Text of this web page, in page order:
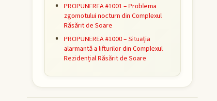
PROPUNEREA #1001 – Problema
zgomotului nocturn din Complexul
Răsărit de Soare
PROPUNEREA #1000 – Situația
alarmantă a lifturilor din Complexul
Rezidențial Răsărit de Soare